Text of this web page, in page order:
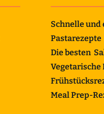
Schnelle und
Pastarezepte
Die besten
Vegetarische
Meal Prep-